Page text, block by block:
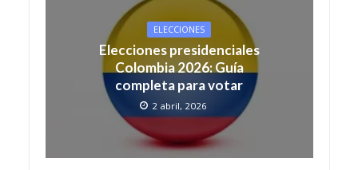
ELECCIONES
Elecciones presidenciales
Colombia 2026: Guía
completa para votar
2 abril, 2026